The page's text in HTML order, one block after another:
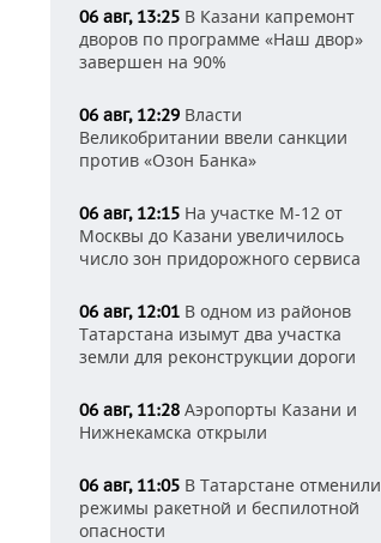
06 авг, 13:25 В Казани капремонт
дворов по программе «Наш двор»
завершен на 90%
06 авг, 12:29 Власти
Великобритании ввели санкции
против «Озон Банка»
06 авг, 12:15 На участке М-12 от
Москвы до Казани увеличилось
число зон придорожного сервиса
06 авг, 12:01 В одном из районов
Татарстана изымут два участка
земли для реконструкции дороги
06 авг, 11:28 Аэропорты Казани и
Нижнекамска открыли
06 авг, 11:05 В Татарстане отменили
режимы ракетной и беспилотной
опасности